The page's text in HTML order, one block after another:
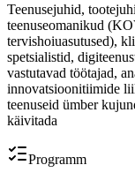
Teenusejuhid,
teenuseomanikud
tervishoiuasutused),
spetsialistid,
vastutavad töötajad,
innovatsioonitiimide
teenuseid ümber
käivitada
Programm